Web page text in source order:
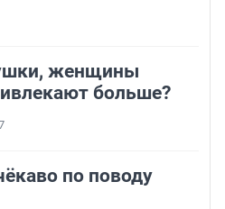
женщины
больше?
по поводу